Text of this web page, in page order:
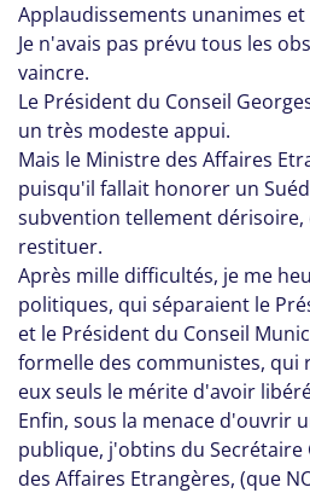
Applaudissements unanimes
Je n'avais pas prévu tous les
vaincre.
Le Président du Conseil
un très modeste appui.
Mais le Ministre des Affaires
puisqu'il fallait honorer un
subvention tellement dérisoire,
restituer.
Après mille difficultés, je me
politiques, qui séparaient le
et le Président du Conseil
formelle des communistes, qui
eux seuls le mérite d'avoir
Enfin, sous la menace d'ouvrir
publique, j'obtins du
des Affaires Etrangères, (que